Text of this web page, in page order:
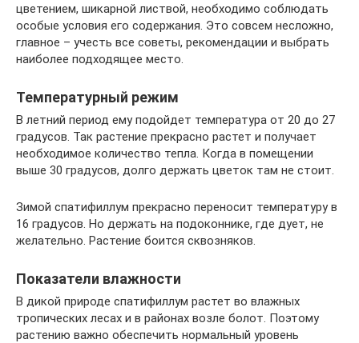
цветением, шикарной листвой, необходимо соблюдать
особые условия его содержания. Это совсем несложно,
главное – учесть все советы, рекомендации и выбрать
наиболее подходящее место.
Температурный режим
В летний период ему подойдет температура от 20 до 27
градусов. Так растение прекрасно растет и получает
необходимое количество тепла. Когда в помещении
выше 30 градусов, долго держать цветок там не стоит.
Зимой спатифиллум прекрасно переносит температуру в
16 градусов. Но держать на подоконнике, где дует, не
желательно. Растение боится сквозняков.
Показатели влажности
В дикой природе спатифиллум растет во влажных
тропических лесах и в районах возле болот. Поэтому
растению важно обеспечить нормальный уровень